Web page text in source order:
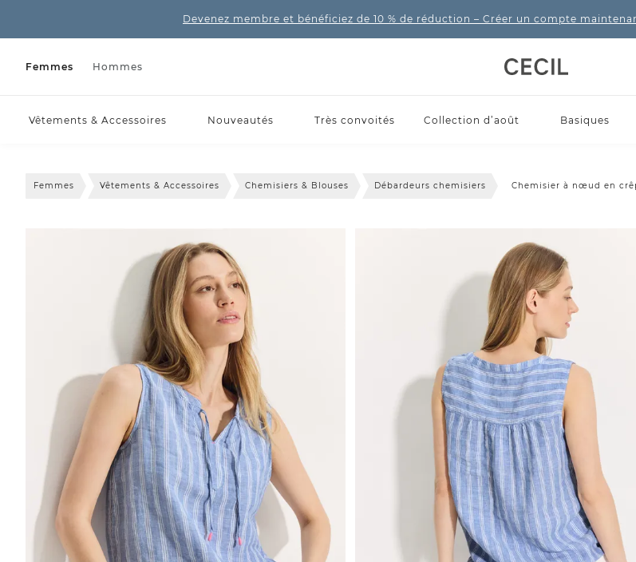
Devenez membre et bénéficiez de 10 % de réduction – Créer un compte
Femmes Hommes
Vêtements & Accessoires Nouveautés Très convoités Collection d’août Basiques
Femmes Vêtements & Accessoires Chemisiers & Blouses Débardeurs chemisiers Chemisier à nœud en